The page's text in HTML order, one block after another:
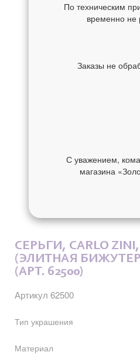
СЕРЬГИ, CARLO
(ЭЛИТНАЯ
(АРТ. 62500)
Артикул 62500
Тип украшения
Материал
По техническим
временно не
Заказы не
С уважением,
магазина